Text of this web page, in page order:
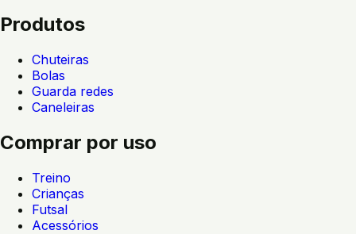
Produtos
Chuteiras
Bolas
Guarda redes
Caneleiras
Comprar por uso
Treino
Crianças
Futsal
Acessórios